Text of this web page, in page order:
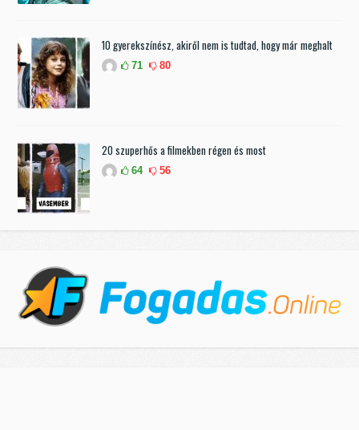
10 gyerekszínész, akiről nem is tudtad, hogy már meghalt
71 80
20 szuperhős a filmekben régen és most
64 56